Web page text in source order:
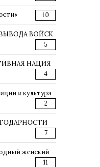
10
ВОЙСК
5
НАЦИЯ
4
и культура
2
7
женский
11